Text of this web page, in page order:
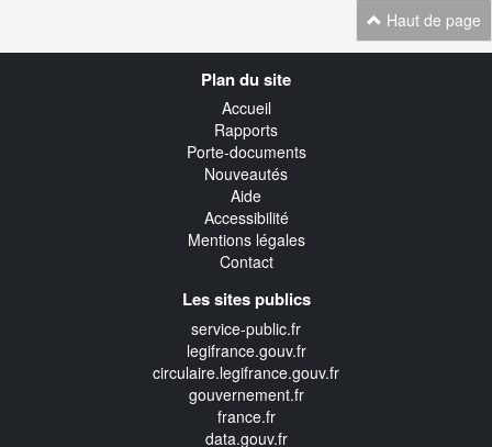
Haut de page
Plan du site
Accueil
Rapports
Porte-documents
Nouveautés
Aide
Accessibilité
Mentions légales
Contact
Les sites publics
service-public.fr
legifrance.gouv.fr
circulaire.legifrance.gouv.fr
gouvernement.fr
france.fr
data.gouv.fr